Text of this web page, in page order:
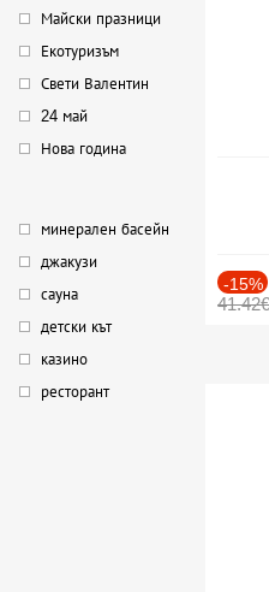
Майски празници
Екотуризъм
Свети Валентин
24 май
Нова година
минерален басейн
джакузи
сауна
детски кът
казино
ресторант
-15%
41.42€